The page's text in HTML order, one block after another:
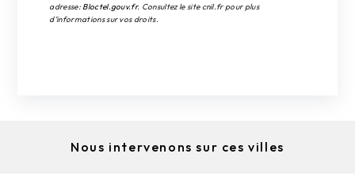
adresse: Bloctel.gouv.fr. Consultez le site cnil.fr pour plus
d’informations sur vos droits.
Nous intervenons sur ces villes